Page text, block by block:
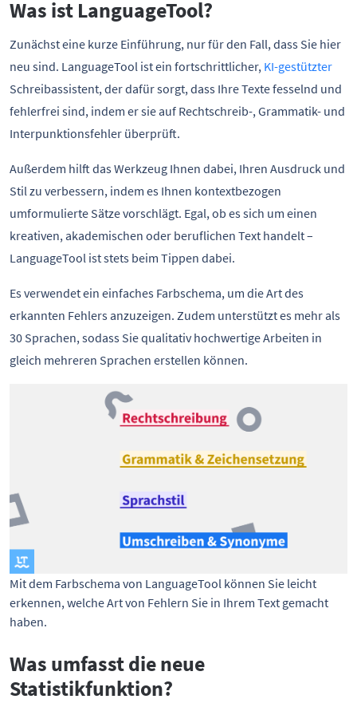
Was ist LanguageTool?
Zunächst eine kurze Einführung, nur für den Fall, dass Sie hier
neu sind. LanguageTool ist ein fortschrittlicher, KI-gestützter
Schreibassistent, der dafür sorgt, dass Ihre Texte fesselnd und
fehlerfrei sind, indem er sie auf Rechtschreib-, Grammatik- und
Interpunktionsfehler überprüft.
Außerdem hilft das Werkzeug Ihnen dabei, Ihren Ausdruck und
Stil zu verbessern, indem es Ihnen kontextbezogen
umformulierte Sätze vorschlägt. Egal, ob es sich um einen
kreativen, akademischen oder beruflichen Text handelt –
LanguageTool ist stets beim Tippen dabei.
Es verwendet ein einfaches Farbschema, um die Art des
erkannten Fehlers anzuzeigen. Zudem unterstützt es mehr als
30 Sprachen, sodass Sie qualitativ hochwertige Arbeiten in
gleich mehreren Sprachen erstellen können.
Mit dem Farbschema von LanguageTool können Sie leicht
erkennen, welche Art von Fehlern Sie in Ihrem Text gemacht
haben.
Was umfasst die neue
Statistikfunktion?